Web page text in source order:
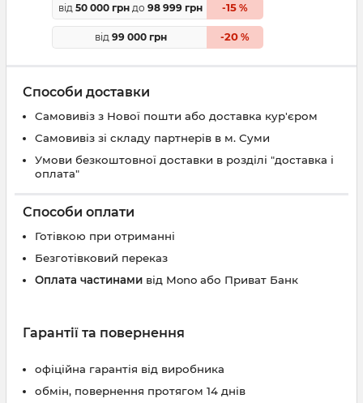
від 50 000 грн до 98 999 грн -15%
від 99 000 грн -20%
Способи доставки
Самовивіз з Нової пошти або доставка кур'єром
Самовивіз зі складу партнерів в м. Суми
Умови безкоштовної доставки в розділі "доставка і
оплата"
Способи оплати
Готівкою при отриманні
Безготівковий переказ
Оплата частинами від Mono або Приват Банк
Гарантії та повернення
офіційна гарантія від виробника
обмін, повернення протягом 14 днів